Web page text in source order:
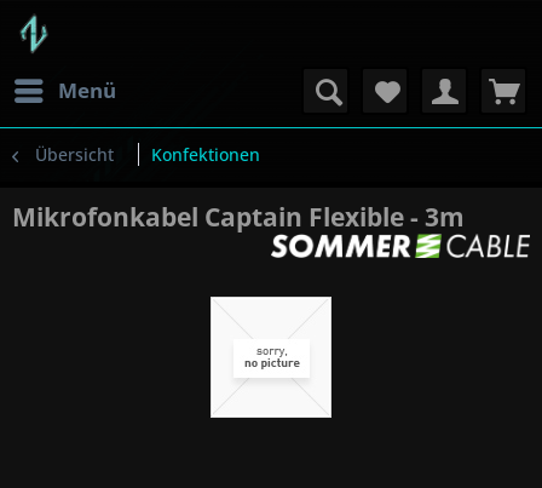
Menü
Übersicht Konfektionen
Mikrofonkabel Captain Flexible - 3m